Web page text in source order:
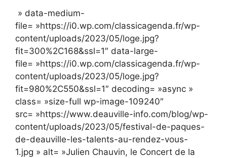
» data-medium-
file= »https://i0.wp.com/classicagenda.fr/wp-
content/uploads/2023/05/loge.jpg?
fit=300%2C168&ssl=1″ data-large-
file= »https://i0.wp.com/classicagenda.fr/wp-
content/uploads/2023/05/loge.jpg?
fit=980%2C550&ssl=1″ decoding= »async »
class= »size-full wp-image-109240″
src= »https://www.deauville-info.com/blog/wp-
content/uploads/2023/05/festival-de-paques-
de-deauville-les-talents-au-rendez-vous-
1.jpg » alt= »Julien Chauvin, le Concert de la